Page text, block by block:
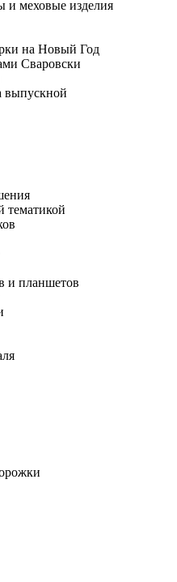
и меховые изделия
на Новый Год
Сваровски
выпускной
тематикой
и планшетов